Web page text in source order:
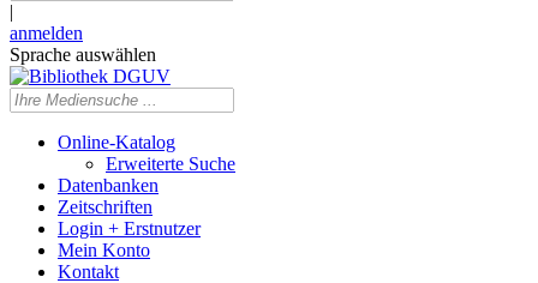
|
anmelden
Sprache auswählen
Online-Katalog
Erweiterte Suche
Datenbanken
Zeitschriften
Login + Erstnutzer
Mein Konto
Kontakt